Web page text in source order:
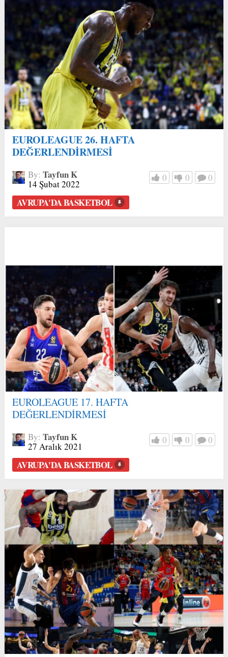
EUROLEAGUE 26. HAFTA
DEĞERLENDİRMESİ
By: Tayfun K
14 Şubat 2022
0 0 0
AVRUPA'DA BASKETBOL
EUROLEAGUE 17. HAFTA
DEĞERLENDİRMESİ
By: Tayfun K
27 Aralık 2021
0 0 0
AVRUPA'DA BASKETBOL